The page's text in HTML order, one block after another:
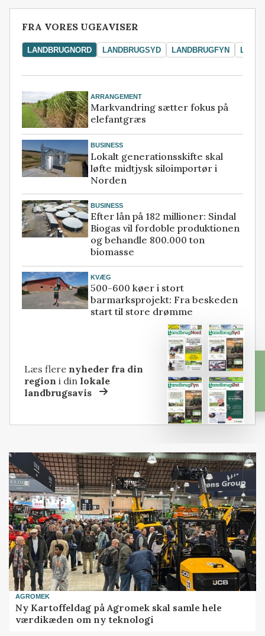
FRA VORES UGEAVISER
LANDBRUGNORD LANDBRUGSYD LANDBRUGFYN
ARRANGEMENT
Markvandring sætter fokus på
elefantgræs
BUSINESS
Lokalt generationsskifte skal
løfte midtjysk siloimportør i
Norden
BUSINESS
Efter lån på 182 millioner: Sindal
Biogas vil fordoble produktionen
og behandle 800.000 ton
biomasse
KVÆG
500-600 køer i stort
barmarksprojekt: Fra beskeden
start til store drømme
Læs flere nyheder fra din
region i dinlokale
landbrugsavis
AGROMEK
Ny Kartoffeldag på Agromek skal samle hele
værdikæden om ny teknologi